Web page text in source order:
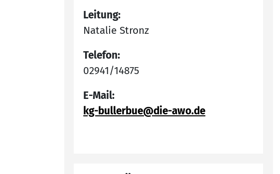
Leitung:
Natalie Stronz
Telefon:
02941/14875
E-Mail:
kg-bullerbue@die-awo.de